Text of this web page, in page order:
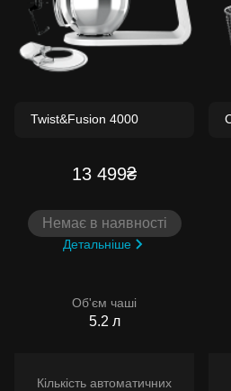
13 499₴
Немає в наявності
Детальніше
Об'єм чаші
5.2 л
Кількість автоматичних